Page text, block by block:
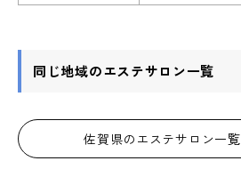
同じ地域のエステサロン一覧
佐賀県のエステサロン一覧